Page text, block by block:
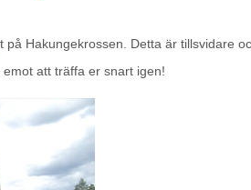
Hakungekrossen. Detta är tillsvidare
att träffa er snart igen!